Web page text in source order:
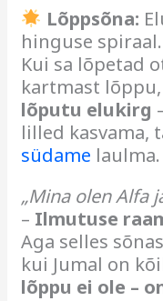
Lõppsõna:
hinguse spiraal.
Kui sa lõpetad
kartmast
lõputu elukirg
lilled kasvama,
südame laulma.
„Mina olen Alfa
– Ilmutuse
Aga selles
kui Jumal on
lõppu ei ole –